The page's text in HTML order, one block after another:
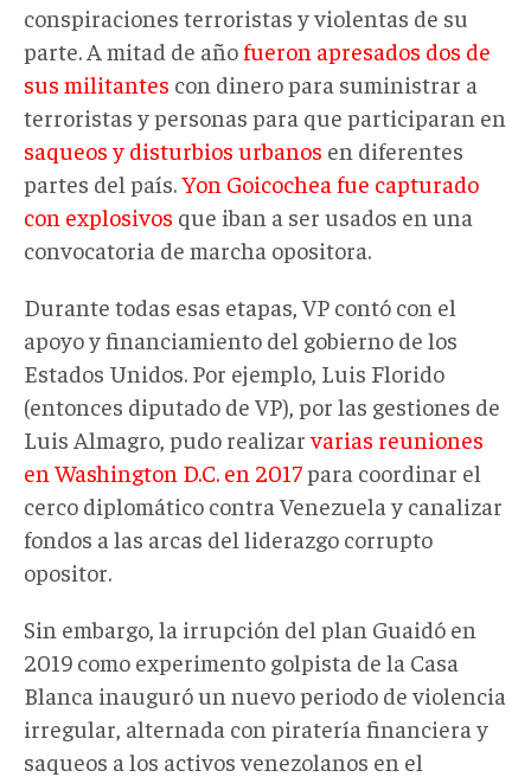
conspiraciones terroristas y violentas de su
parte. A mitad de año fueron apresados dos de
sus militantes con dinero para suministrar a
terroristas y personas para que participaran en
saqueos y disturbios urbanos en diferentes
partes del país.Yon Goicochea fue capturado
con explosivos que iban a ser usados en una
convocatoria de marcha opositora.
Durante todas esas etapas, VP contó con el
apoyo y financiamiento del gobierno de los
Estados Unidos. Por ejemplo, Luis Florido
(entonces diputado de VP), por las gestiones de
Luis Almagro, pudo realizarvarias reuniones
en Washington D.C. en 2017para coordinar el
cerco diplomático contra Venezuela y canalizar
fondos a las arcas del liderazgo corrupto
opositor.
Sin embargo, la irrupción del plan Guaidó en
2019 como experimento golpista de la Casa
Blanca inauguró un nuevo periodo de violencia
irregular, alternada con piratería financiera y
saqueos a los activos venezolanos en el